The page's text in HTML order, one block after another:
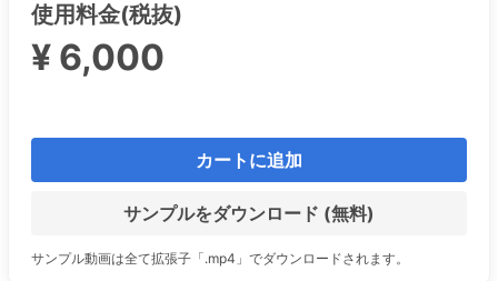
使用料金(税抜)
¥ 6,000
カートに追加
サンプルをダウンロード (無料)
サンプル動画は全て拡張子「.mp4」でダウンロードされます。